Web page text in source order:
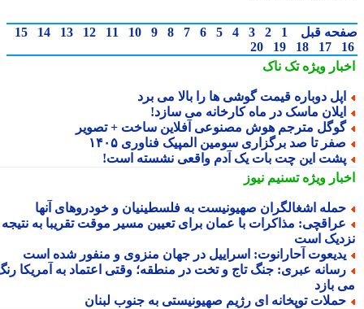
قبل 1
2
3
4
5
6
7
8
9
10
11
12
13
14
15
17
18
19
20
ویژهتک ناک
دوباره قیمت گوشی ها را بالا می برد
ماسک در ماه کارخانه می سازد!
مترجم هوش مصنوعی آفلاین ساخت + تصویر
تا صد برگزاری سومین المپیک فناوری ۱۴۰۵
این چت بات یک آدم واقعی نشسته است!
ویژهتسنیم نیوز
اشغالگران صهیونیست به فلسطینیان و خودروهای آنها
مذاکرات با عمان برای تعیین مسیر موقت تقریبا به نتیجه
است
آحارانوت: اسراییل در جهان منزوی و منفور شده است
عبری: جنگ تاج و تخت در منطقه؛ وقتی اعتماد به آمریکا رنگ
بازد
توپخانه ای رژیم صهیونیستی به جنوب لبنان